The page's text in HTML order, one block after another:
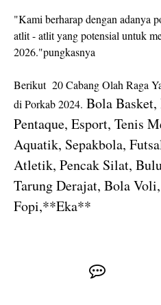
"Kami berharap dengan adanya
atlit - atlit yang potensial untuk
2026."pungkasnya
Berikut 20 Cabang Olah Raga
di Porkab 2024. Bola
Pentaque, Esport, Tenis
Aquatik, Sepakbola,
Atletik, Pencak Silat,
Tarung Derajat, Bola
Fopi,**Eka**